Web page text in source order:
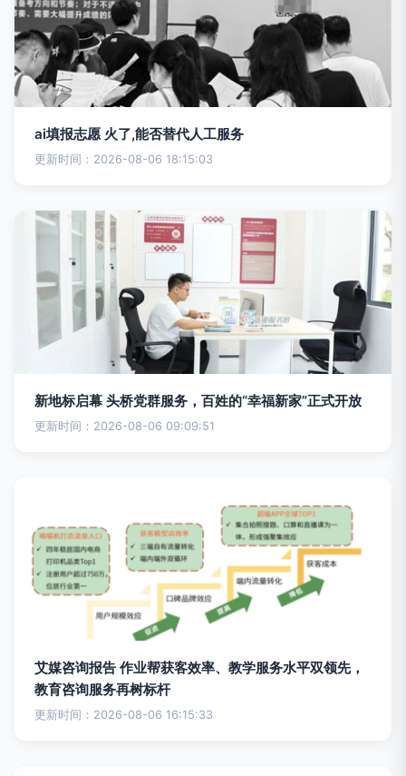
ai填报志愿 火了,能否替代人工服务
更新时间：2026-08-06 18:15:03
新地标启幕 头桥党群服务，百姓的“幸福新家”正式开放
更新时间：2026-08-06 09:09:51
艾媒咨询报告 作业帮获客效率、教学服务水平双领先，
教育咨询服务再树标杆
更新时间：2026-08-06 16:15:33